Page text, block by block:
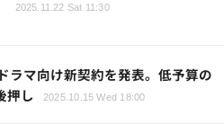
2025.11.22 Sat 11:30
ラマ向け新契約を発表。低予算の
押し
2025.10.15 Wed 18:00